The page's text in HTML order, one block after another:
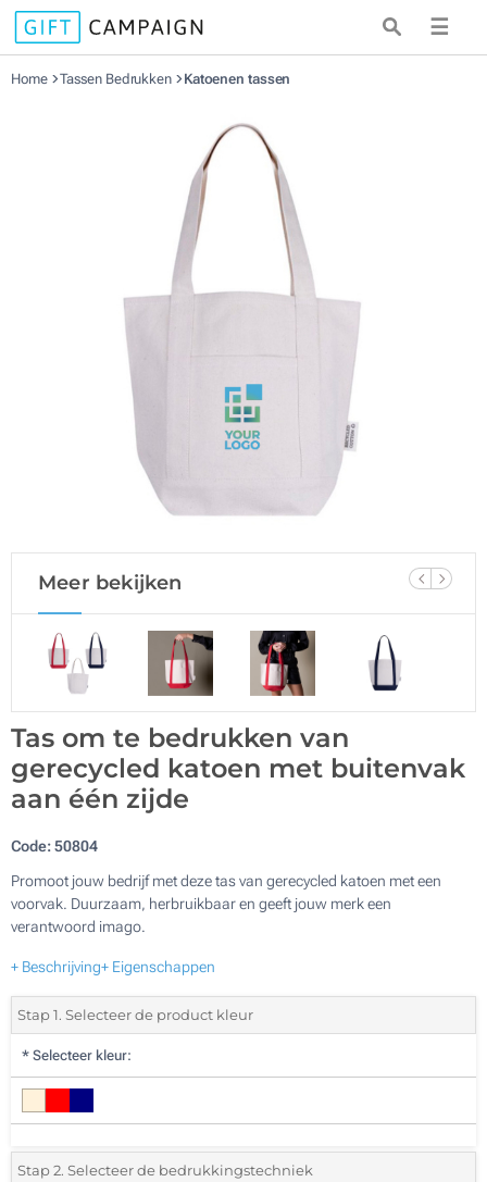
☰
Home Tassen Bedrukken Katoenen tassen
Meer bekijken
Tas om te bedrukken van
gerecycled katoen met buitenvak
aan één zijde
Code:50804
Promoot jouw bedrijf met deze tas van gerecycled katoen met een
voorvak. Duurzaam, herbruikbaar en geeft jouw merk een
verantwoord imago.
+ Beschrijving+ Eigenschappen
Stap 1. Selecteer de product kleur
* Selecteer kleur:
Stap 2. Selecteer de bedrukkingstechniek